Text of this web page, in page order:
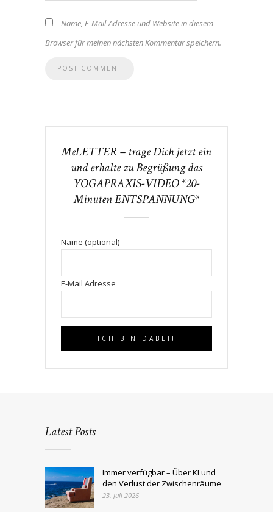
Name, E-Mail-Adresse und Website in diesem
Browser für meinen nächsten Kommentar speichern.
MeLETTER – trage Dich jetzt ein
und erhalte zu Begrüßung das
YOGAPRAXIS-VIDEO *20-
Minuten ENTSPANNUNG*
Name (optional)
E-Mail Adresse
Latest Posts
Immer verfügbar – Über KI und
den Verlust der Zwischenräume
23. Juli 2026